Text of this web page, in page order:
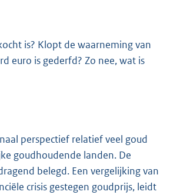
is? Klopt de waarneming van
euro is gederfd? Zo nee, wat is
perspectief relatief veel goud
goudhoudende landen. De
belegd. Een vergelijking van
crisis gestegen goudprijs, leidt